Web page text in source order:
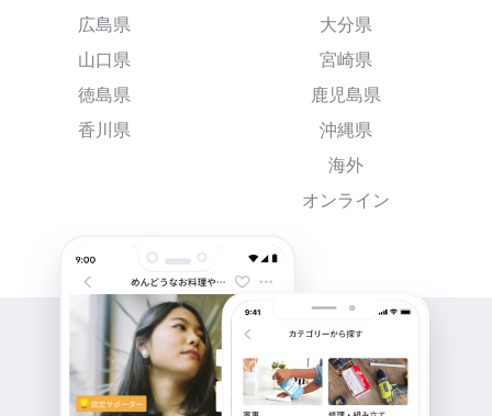
広島県
山口県
徳島県
香川県
大分県
宮崎県
鹿児島県
沖縄県
海外
オンライン